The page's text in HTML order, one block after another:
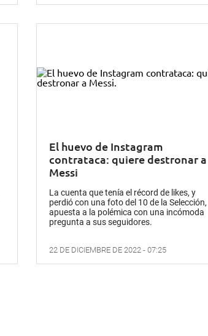
El huevo de Instagram
contrataca: quiere destronar a
Messi
La cuenta que tenía el récord de likes, y
perdió con una foto del 10 de la Selección,
apuesta a la polémica con una incómoda
pregunta a sus seguidores.
22 DE DICIEMBRE DE 2022 - 07:25